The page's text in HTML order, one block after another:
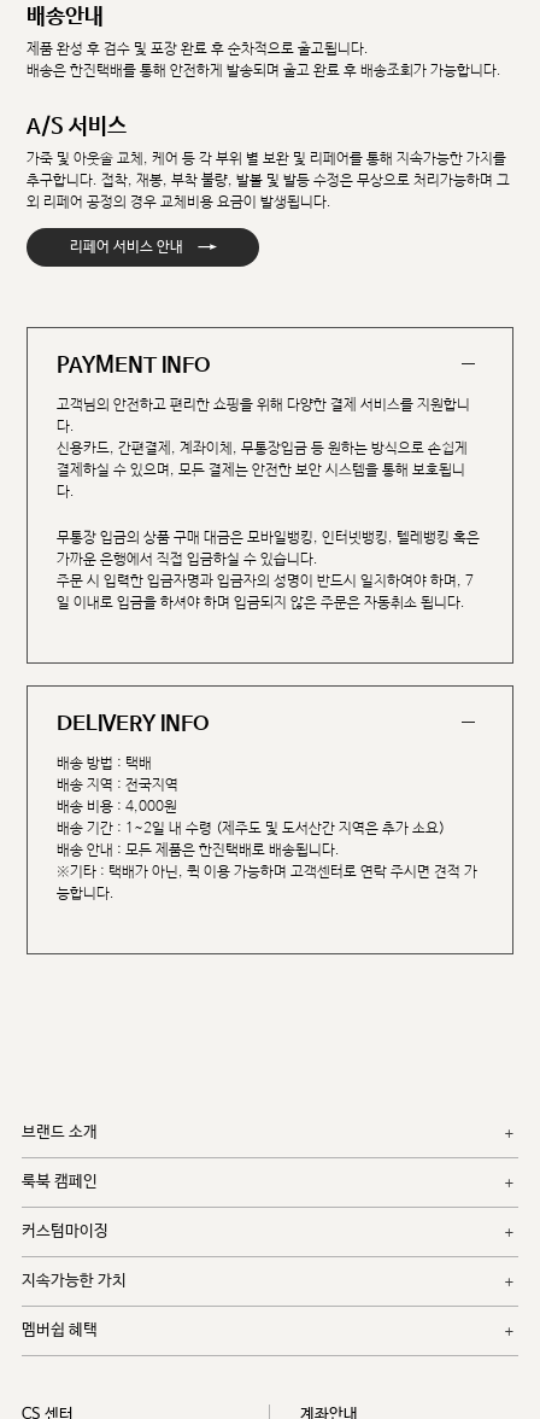
배송안내
제품 완성 후 검수 및 포장 완료 후 순차적으로 출고됩니다.
배송은 한진택배를 통해 안전하게 발송되며 출고 완료 후 배송조회가 가능합니다.
A/S 서비스
가죽 및 아웃솔 교체, 케어 등 각 부위 별 보완 및 리페어를 통해 지속가능한 가치를
추구합니다. 접착, 재봉, 부착 불량, 발볼 및 발등 수정은 무상으로 처리가능하며 그
외 리페어 공정의 경우 교체비용 요금이 발생됩니다.
리페어 서비스 안내 →
PAYMENT INFO
고객님의 안전하고 편리한 쇼핑을 위해 다양한 결제 서비스를 지원합니
다.
신용카드, 간편결제, 계좌이체, 무통장입금 등 원하는 방식으로 손쉽게
결제하실 수 있으며, 모든 결제는 안전한 보안 시스템을 통해 보호됩니
다.
무통장 입금의 상품 구매 대금은 모바일뱅킹, 인터넷뱅킹, 텔레뱅킹 혹은
가까운 은행에서 직접 입금하실 수 있습니다.
주문 시 입력한 입금자명과 입금자의 성명이 반드시 일치하여야 하며, 7
일 이내로 입금을 하셔야 하며 입금되지 않은 주문은 자동취소 됩니다.
DELIVERY INFO
배송 방법 : 택배
배송 지역 : 전국지역
배송 비용 : 4,000원
배송 기간 : 1~2일 내 수령 (제주도 및 도서산간 지역은 추가 소요)
배송 안내 : 모든 제품은 한진택배로 배송됩니다.
※기타 : 택배가 아닌, 퀵 이용 가능하며 고객센터로 연락 주시면 견적 가
능합니다.
브랜드 소개
룩북 캠페인
커스텀마이징
지속가능한 가치
멤버쉽 혜택
CS 센터 계좌안내